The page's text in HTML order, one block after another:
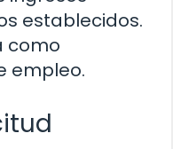
establecidos.
como
empleo.